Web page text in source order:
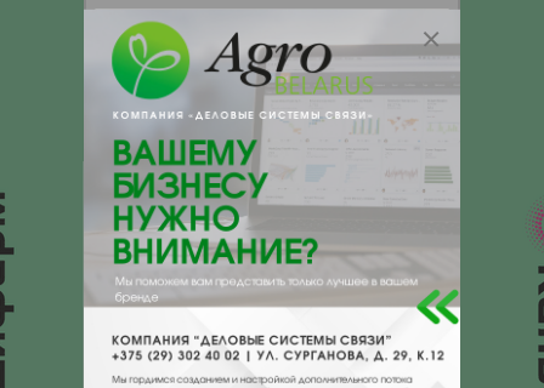
+ 375Показать телефоны
e-mail:a:2:{s:5:"VALUE";a:0:
{}s:11:"DESCRIPTION";a:0:{}}
225710, , , , Пинск, Чуклая 1
Отзывы Еще